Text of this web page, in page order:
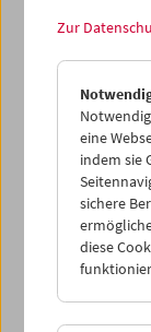
Zur
eine
indem sie
sichere
diese